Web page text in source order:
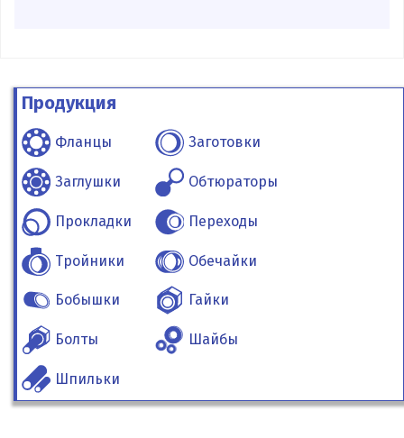
Продукция
Фланцы Заготовки
Заглушки Обтюраторы
Прокладки Переходы
Тройники Обечайки
Бобышки Гайки
Болты Шайбы
Шпильки